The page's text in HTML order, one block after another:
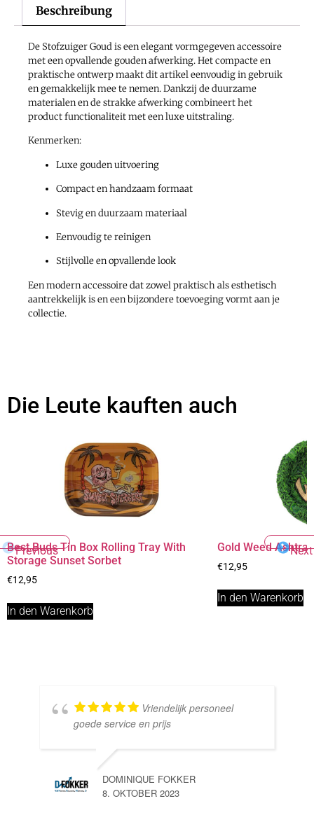
Beschreibung
De Stofzuiger Goud is een elegant vormgegeven accessoire
met een opvallende gouden afwerking. Het compacte en
praktische ontwerp maakt dit artikel eenvoudig in gebruik
en gemakkelijk mee te nemen. Dankzij de duurzame
materialen en de strakke afwerking combineert het
product functionaliteit met een luxe uitstraling.
Kenmerken:
Luxe gouden uitvoering
Compact en handzaam formaat
Stevig en duurzaam materiaal
Eenvoudig te reinigen
Stijlvolle en opvallende look
Een modern accessoire dat zowel praktisch als esthetisch
aantrekkelijk is en een bijzondere toevoeging vormt aan je
collectie.
Die Leute kauften auch
Previous
Best Buds Tin Box Rolling Tray With
Storage Sunset Sorbet
€12,95
In den Warenkorb
Gold Weed
€12,95
In den Warenkorb
Next
Vriendelijk personeel
goede service en prijs
DOMINIQUE FOKKER
8. OKTOBER 2023